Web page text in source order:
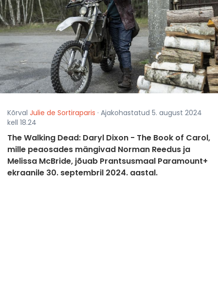
Kõrval Julie de Sortiraparis · Ajakohastatud 5. august 2024
kell 18.24
The Walking Dead: Daryl Dixon - The Book of Carol,
mille peaosades mängivad Norman Reedus ja
Melissa McBride, jõuab Prantsusmaal Paramount+
ekraanile 30. septembril 2024. aastal.